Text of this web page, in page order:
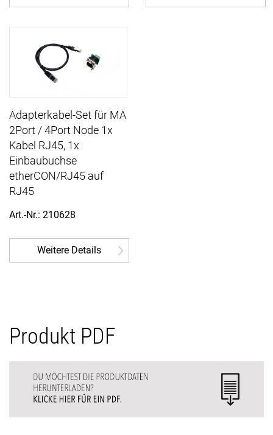
Adapterkabel-Set für MA
2Port / 4Port Node 1x
Kabel RJ45, 1x
Einbaubuchse
etherCON/RJ45 auf
RJ45
Art.-Nr.: 210628
Weitere Details
Produkt PDF